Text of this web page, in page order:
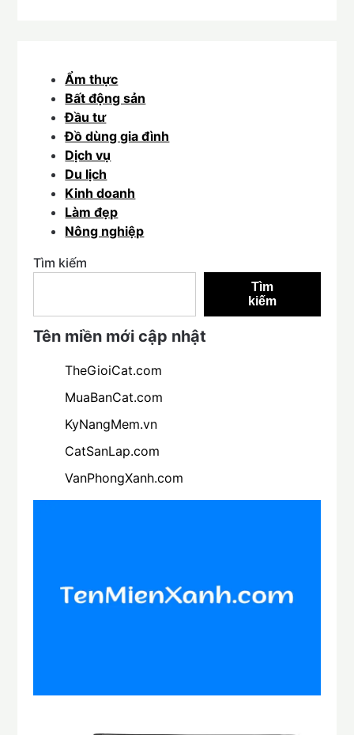
Ẩm thực
Bất động sản
Đầu tư
Đồ dùng gia đình
Dịch vụ
Du lịch
Kinh doanh
Làm đẹp
Nông nghiệp
Tìm kiếm
Tìm
kiếm
Tên miền mới cập nhật
TheGioiCat.com
MuaBanCat.com
KyNangMem.vn
CatSanLap.com
VanPhongXanh.com